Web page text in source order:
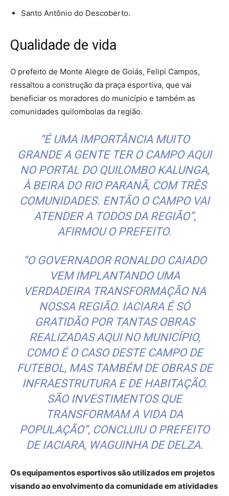
Santo Antônio do Descoberto.
Qualidade de vida
O prefeito de Monte Alegre de Goiás, Felipi Campos,
ressaltou a construção da praça esportiva, que vai
beneficiar os moradores do município e também as
comunidades quilombolas da região.
“É UMA IMPORTÂNCIA MUITO
GRANDE A GENTE TER O CAMPO AQUI
NO PORTAL DO QUILOMBO KALUNGA,
À BEIRA DO RIO PARANÃ, COM TRÊS
COMUNIDADES. ENTÃO O CAMPO VAI
ATENDER A TODOS DA REGIÃO”,
AFIRMOU O PREFEITO.
“O GOVERNADOR RONALDO CAIADO
VEM IMPLANTANDO UMA
VERDADEIRA TRANSFORMAÇÃO NA
NOSSA REGIÃO. IACIARA É SÓ
GRATIDÃO POR TANTAS OBRAS
REALIZADAS AQUI NO MUNICÍPIO,
COMO É O CASO DESTE CAMPO DE
FUTEBOL, MAS TAMBÉM DE OBRAS DE
INFRAESTRUTURA E DE HABITAÇÃO.
SÃO INVESTIMENTOS QUE
TRANSFORMAM A VIDA DA
POPULAÇÃO”, CONCLUIU O PREFEITO
DE IACIARA, WAGUINHA DE DELZA.
Os equipamentos esportivos são utilizados em projetos
visando ao envolvimento da comunidade em atividades